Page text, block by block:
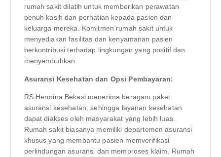
rumah sakit dilatih untuk memberikan perawatan
penuh kasih dan perhatian kepada pasien dan
keluarga mereka. Komitmen rumah sakit untuk
menyediakan fasilitas dan kenyamanan pasien
berkontribusi terhadap lingkungan yang positif dan
menyembuhkan.
Asuransi Kesehatan dan Opsi Pembayaran:
RS Hermina Bekasi menerima beragam paket
asuransi kesehatan, sehingga layanan kesehatan
dapat diakses oleh masyarakat yang lebih luas.
Rumah sakit biasanya memiliki departemen asuransi
khusus yang membantu pasien memverifikasi
perlindungan asuransi dan memproses klaim. Rumah